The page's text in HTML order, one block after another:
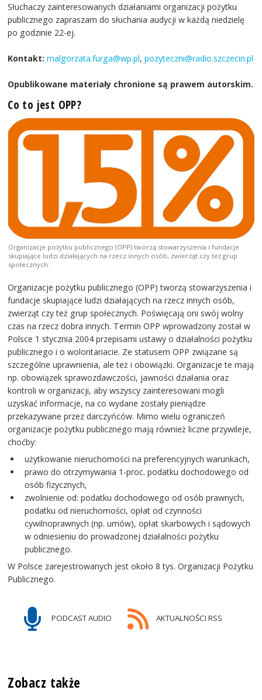
Słuchaczy zainteresowanych działaniami organizacji pożytku
publicznego zapraszam do słuchania audycji w każdą niedzielę
po godzinie 22-ej.
Kontakt: malgorzata.furga@wp.pl,pozyteczni@radio.szczecin.pl
Opublikowane materiały chronione są prawem autorskim.
Co to jest OPP?
Organizacje pożytku publicznego (OPP) tworzą stowarzyszenia i fundacje
skupiające ludzi działających na rzecz innych osób, zwierząt czy też grup
społecznych.
Organizacje pożytku publicznego (OPP) tworzą stowarzyszenia i
fundacje skupiające ludzi działających na rzecz innych osób,
zwierząt czy też grup społecznych. Poświęcają oni swój wolny
czas na rzecz dobra innych. Termin OPP wprowadzony został w
Polsce 1 stycznia 2004 przepisami ustawy o działalności pożytku
publicznego i o wolontariacie. Ze statusem OPP związane są
szczególne uprawnienia, ale też i obowiązki. Organizacje te mają
np. obowiązek sprawozdawczości, jawności działania oraz
kontroli w organizacji, aby wszyscy zainteresowani mogli
uzyskać informacje, na co wydane zostały pieniądze
przekazywane przez darczyńców. Mimo wielu ograniczeń
organizacje pożytku publicznego mają również liczne przywileje,
choćby:
użytkowanie nieruchomości na preferencyjnych warunkach,
prawo do otrzymywania 1-proc. podatku dochodowego od
osób fizycznych,
zwolnienie od: podatku dochodowego od osób prawnych,
podatku od nieruchomości, opłat od czynności
cywilnoprawnych (np. umów), opłat skarbowych i sądowych
w odniesieniu do prowadzonej działalności pożytku
publicznego.
W Polsce zarejestrowanych jest około 8 tys. Organizacji Pożytku
Publicznego.
PODCAST AUDIO AKTUALNOŚCI RSS
Zobacz także